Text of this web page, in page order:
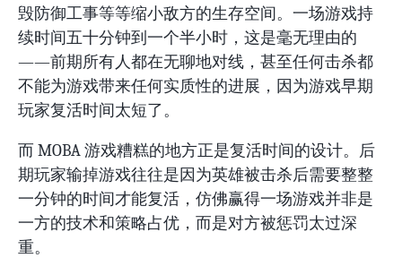
毁防御工事等等缩小敌方的生存空间。一场游戏持
续时间五十分钟到一个半小时，这是毫无理由的
——前期所有人都在无聊地对线，甚至任何击杀都
不能为游戏带来任何实质性的进展，因为游戏早期
玩家复活时间太短了。
而 MOBA 游戏糟糕的地方正是复活时间的设计。后
期玩家输掉游戏往往是因为英雄被击杀后需要整整
一分钟的时间才能复活，仿佛赢得一场游戏并非是
一方的技术和策略占优，而是对方被惩罚太过深
重。